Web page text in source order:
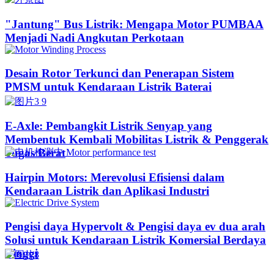
"Jantung" Bus Listrik: Mengapa Motor PUMBAA
Menjadi Nadi Angkutan Perkotaan
Desain Rotor Terkunci dan Penerapan Sistem
PMSM untuk Kendaraan Listrik Baterai
E-Axle: Pembangkit Listrik Senyap yang
Membentuk Kembali Mobilitas Listrik & Penggerak
Tugas Berat
Hairpin Motors: Merevolusi Efisiensi dalam
Kendaraan Listrik dan Aplikasi Industri
Pengisi daya Hypervolt & Pengisi daya ev dua arah
Solusi untuk Kendaraan Listrik Komersial Berdaya
Tinggi